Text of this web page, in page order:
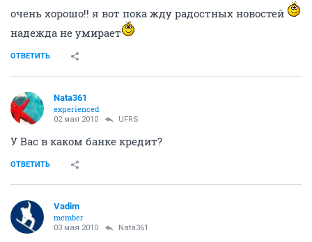
очень хорошо!! я вот пока жду радостных новостей
надежда не умирает
ОТВЕТИТЬ
Nata361
experienced
02 мая 2010 UFRS
У Вас в каком банке кредит?
ОТВЕТИТЬ
Vadim
member
03 мая 2010 Nata361